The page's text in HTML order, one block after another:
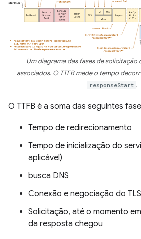
Um diagrama das fases de solicitação
associados. O TTFB mede o tempo
responseStart .
O TTFB é a soma das seguintes
Tempo de redirecionamento
Tempo de inicialização do
aplicável)
busca DNS
Conexão e negociação do TLS
Solicitação, até o momento
da resposta chegou